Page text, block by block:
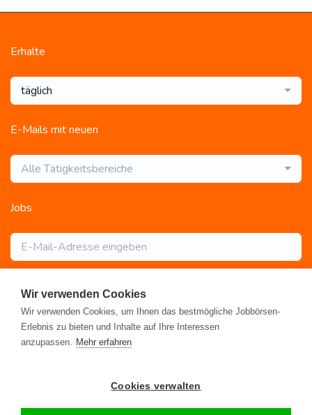
Erhalte
täglich
E-Mails mit neuen
Alle Tätigkeitsbereiche
Jobs
Abonnieren
Alle Jobs Blog Rahmen- und Lohntarifvertrag
Datenschutz•FAQ•Impressum
Wir verwenden Cookies
Wir verwenden Cookies, um Ihnen das bestmögliche Jobbörsen-
Erlebnis zu bieten und Inhalte auf Ihre Interessen
anzupassen. Mehr erfahren
Cookies verwalten